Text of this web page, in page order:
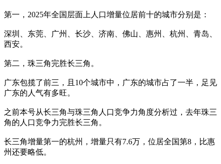
第一，2025年全国层面上人口增量位居前十的城市分别是：
深圳、东莞、广州、长沙、济南、佛山、惠州、杭州、青岛、
西安。
第二，珠三角完胜长三角。
广东包揽了前三，且10个城市中，广东的城市占了一半，足见
广东的人气有多旺。
之前本号从长三角与珠三角人口竞争力角度分析过，去年珠三
角的人口竞争力完胜长三角。
长三角增量第一的杭州，增量只有7.6万，位居全国第8，比惠
州还要略低。